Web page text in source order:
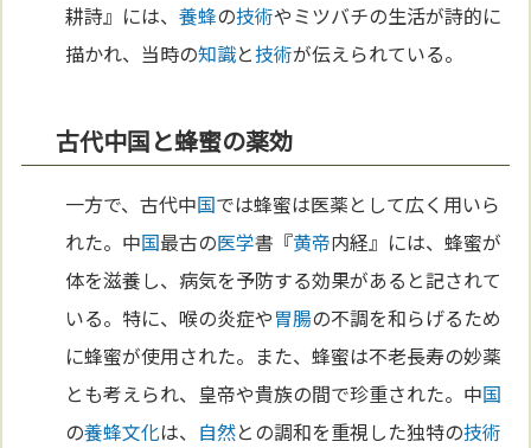
耕詩』には、養蜂の技術やミツバチの生活が詩的に
描かれ、当時の知識と技術が伝えられている。
古代中国と蜂蜜の薬効
一方で、古代中国では蜂蜜は医薬として広く用いら
れた。中国最古の医学書『黄帝内経』には、蜂蜜が
体を滋養し、病気を予防する効果があると記されて
いる。特に、喉の炎症や胃腸の不調を和らげるため
に蜂蜜が使用された。また、蜂蜜は不老長寿の妙薬
とも考えられ、皇帝や貴族の間で珍重された。中国
の養蜂文化は、 自然との調和を重視した独特の技術